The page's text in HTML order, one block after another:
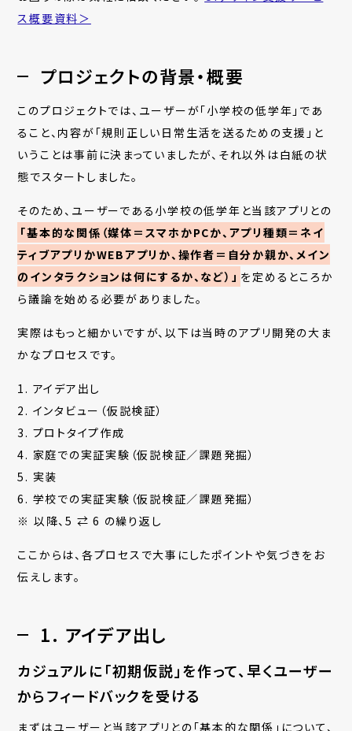
ス概要資料＞
プロジェクトの背景・概要
このプロジェクトでは、ユーザーが「小学校の低学年」であ
ること、内容が「規則正しい日常生活を送るための支援」と
いうことは事前に決まっていましたが、それ以外は白紙の状
態でスタートしました。
そのため、ユーザーである小学校の低学年と当該アプリとの
「基本的な関係（媒体＝スマホかPCか、アプリ種類＝ネイ
ティブアプリかWEBアプリか、操作者＝自分か親か、メイン
のインタラクションは何にするか、など）」 を定めるところか
ら議論を始める必要がありました。
実際はもっと細かいですが、以下は当時のアプリ開発の大ま
かなプロセスです。
1. アイデア出し
2. インタビュー（仮説検証）
3. プロトタイプ作成
4. 家庭での実証実験（仮説検証／課題発掘）
5. 実装
6. 学校での実証実験（仮説検証／課題発掘）
※ 以降、5 ⇄ 6 の繰り返し
ここからは、各プロセスで大事にしたポイントや気づきをお
伝えします。
1. アイデア出し
カジュアルに「初期仮説」を作って、早くユーザー
からフィードバックを受ける
まずはユーザーと当該アプリとの「基本的な関係」について、